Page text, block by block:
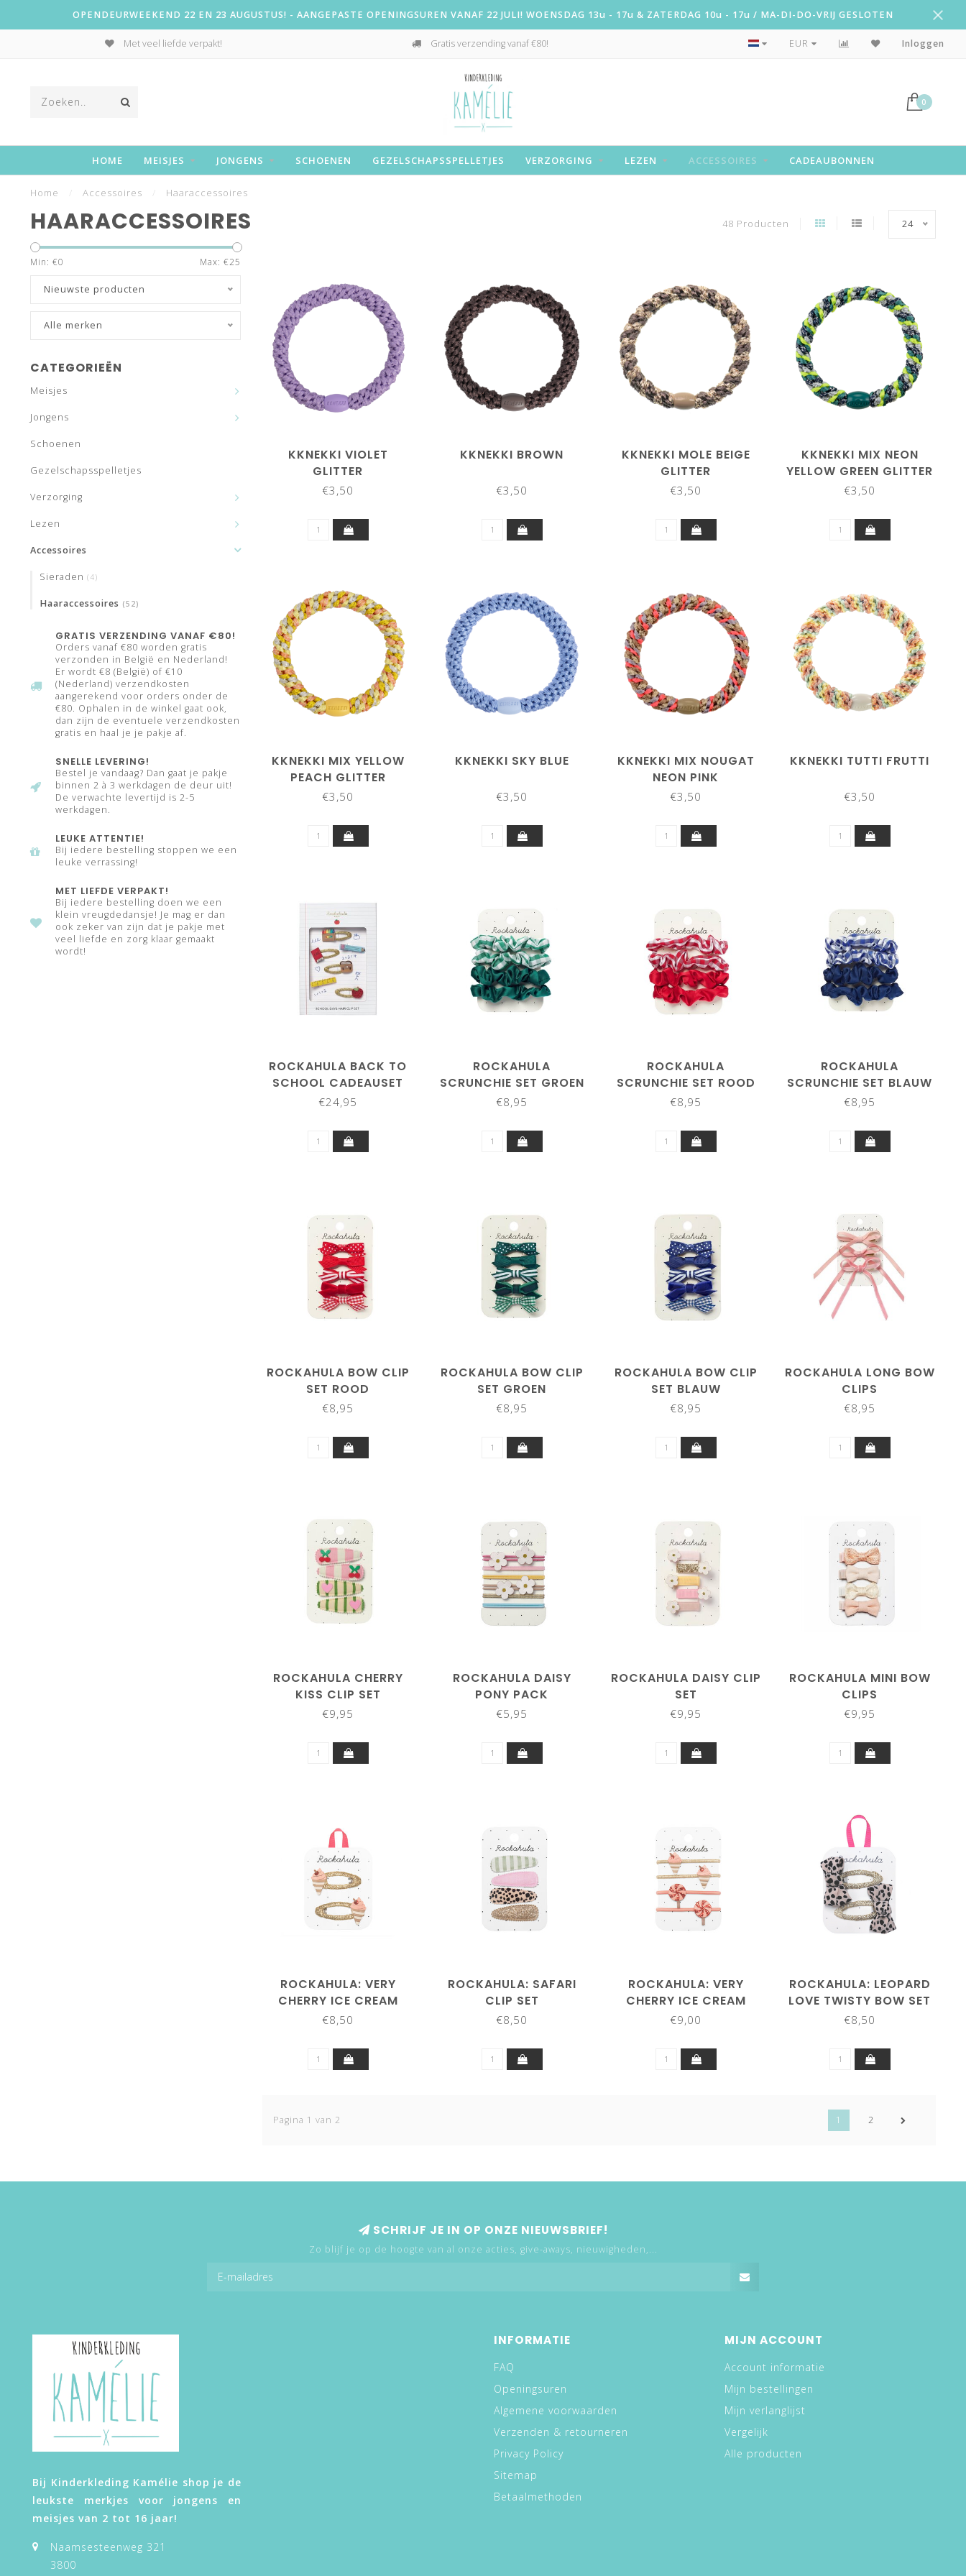
OPENDEURWEEKEND 22 EN 23 AUGUSTUS! - AANGEPASTE OPENINGSUREN VANAF 22 JULI! WOENSDAG 13u - 17u & ZATERDAG 10u - 17u / MA-DI-DO-VRIJ GESLOTEN
Met veel liefde verpakt! Gratis verzending vanaf €80! Snelle levering!
EUR Inloggen
0
HOME MEISJES JONGENS SCHOENEN GEZELSCHAPSSPELLETJES VERZORGING LEZEN ACCESSOIRES CADEAUBONNEN
Home Accessoires Haaraccessoires
HAARACCESSOIRES 48 Producten 24
Min: €0 Max: €25
Nieuwste producten
Alle merken
CATEGORIEËN
Meisjes
Jongens
Schoenen
Gezelschapsspelletjes
Verzorging
Lezen
Accessoires
Sieraden (4)
Haaraccessoires (52)
GRATIS VERZENDING VANAF €80!
Orders vanaf €80 worden gratis
verzonden in België en Nederland!
Er wordt €8 (België) of €10
(Nederland) verzendkosten
aangerekend voor orders onder de
€80. Ophalen in de winkel gaat ook,
dan zijn de eventuele verzendkosten
gratis en haal je je pakje af.
SNELLE LEVERING!
Bestel je vandaag? Dan gaat je pakje
binnen 2 à 3 werkdagen de deur uit!
De verwachte levertijd is 2-5
werkdagen.
LEUKE ATTENTIE!
Bij iedere bestelling stoppen we een
leuke verrassing!
MET LIEFDE VERPAKT!
Bij iedere bestelling doen we een
klein vreugdedansje! Je mag er dan
ook zeker van zijn dat je pakje met
veel liefde en zorg klaar gemaakt
wordt!
KKNEKKI VIOLET
GLITTER
€3,50
KKNEKKI BROWN
€3,50
KKNEKKI MOLE BEIGE
GLITTER
€3,50
KKNEKKI MIX NEON
YELLOW GREEN GLITTER
€3,50
KKNEKKI MIX YELLOW
PEACH GLITTER
€3,50
KKNEKKI SKY BLUE
€3,50
KKNEKKI MIX NOUGAT
NEON PINK
€3,50
KKNEKKI TUTTI FRUTTI
€3,50
ROCKAHULA BACK TO
SCHOOL CADEAUSET
€24,95
ROCKAHULA
SCRUNCHIE SET GROEN
€8,95
ROCKAHULA
SCRUNCHIE SET ROOD
€8,95
ROCKAHULA
SCRUNCHIE SET BLAUW
€8,95
ROCKAHULA BOW CLIP
SET ROOD
€8,95
ROCKAHULA BOW CLIP
SET GROEN
€8,95
ROCKAHULA BOW CLIP
SET BLAUW
€8,95
ROCKAHULA LONG BOW
CLIPS
€8,95
ROCKAHULA CHERRY
KISS CLIP SET
€9,95
ROCKAHULA DAISY
PONY PACK
€5,95
ROCKAHULA DAISY CLIP
SET
€9,95
ROCKAHULA MINI BOW
CLIPS
€9,95
ROCKAHULA: VERY
CHERRY ICE CREAM
CLIPS
€8,50
ROCKAHULA: SAFARI
CLIP SET
€8,50
ROCKAHULA: VERY
CHERRY ICE CREAM
PONIES
€9,00
ROCKAHULA: LEOPARD
LOVE TWISTY BOW SET
€8,50
Pagina 1 van 2 1 2
SCHRIJF JE IN OP ONZE NIEUWSBRIEF!
Zo blijf je op de hoogte van al onze acties, give-aways, nieuwigheden,...
Bij Kinderkleding Kamélie shop je de
leukste merkjes voor jongens en
meisjes van 2 tot 16 jaar!
Naamsesteenweg 321
3800
INFORMATIE
FAQ
Openingsuren
Algemene voorwaarden
Verzenden & retourneren
Privacy Policy
Sitemap
Betaalmethoden
MIJN ACCOUNT
Account informatie
Mijn bestellingen
Mijn verlanglijst
Vergelijk
Alle producten